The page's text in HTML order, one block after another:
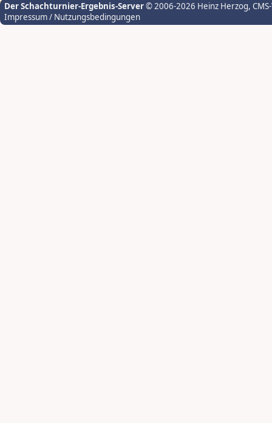
Der Schachturnier-Ergebnis-Server© 2006-2026 Heinz Herzog,
Impressum / Nutzungsbedingungen